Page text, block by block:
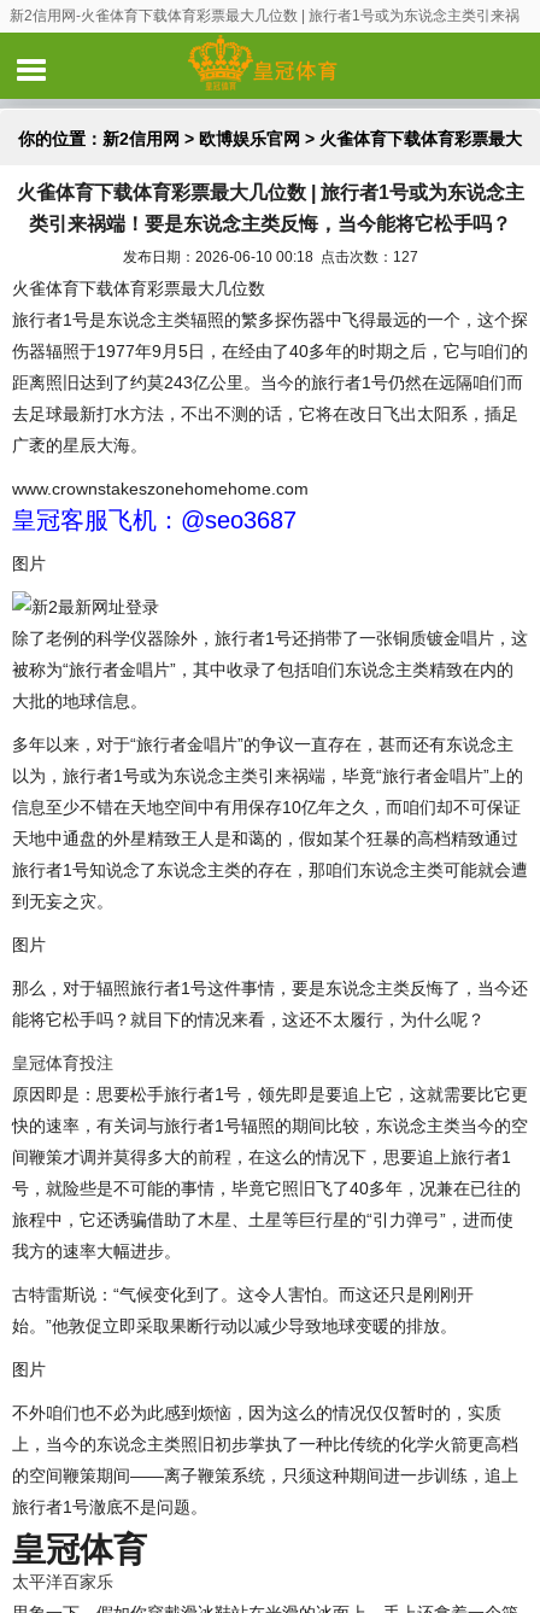
新2信用网-火雀体育下载体育彩票最大几位数 | 旅行者1号或为东说念主类引来祸
端！要是东说念主类反悔，当今能将它松手吗？
你的位置： 新2信用网 > 欧博娱乐官网 > 火雀体育下载体育彩票最大
几位数 | 旅行者1号或为东说念主类引来祸端！要是东说念主类反
悔，当今能将它松手吗？
火雀体育下载体育彩票最大几位数 | 旅行者1号或为东说念主
类引来祸端！要是东说念主类反悔，当今能将它松手吗？
发布日期：2026-06-10 00:18 点击次数：127
火雀体育下载体育彩票最大几位数
旅行者1号是东说念主类辐照的繁多探伤器中飞得最远的一个，这个探
伤器辐照于1977年9月5日，在经由了40多年的时期之后，它与咱们的
距离照旧达到了约莫243亿公里。当今的旅行者1号仍然在远隔咱们而
去足球最新打水方法，不出不测的话，它将在改日飞出太阳系，插足
广袤的星辰大海。
www.crownstakeszonehomehome.com
皇冠客服飞机：@seo3687
图片
除了老例的科学仪器除外，旅行者1号还捎带了一张铜质镀金唱片，这
被称为“旅行者金唱片”，其中收录了包括咱们东说念主类精致在内的
大批的地球信息。
多年以来，对于“旅行者金唱片”的争议一直存在，甚而还有东说念主
以为，旅行者1号或为东说念主类引来祸端，毕竟“旅行者金唱片”上的
信息至少不错在天地空间中有用保存10亿年之久，而咱们却不可保证
天地中通盘的外星精致王人是和蔼的，假如某个狂暴的高档精致通过
旅行者1号知说念了东说念主类的存在，那咱们东说念主类可能就会遭
到无妄之灾。
图片
那么，对于辐照旅行者1号这件事情，要是东说念主类反悔了，当今还
能将它松手吗？就目下的情况来看，这还不太履行，为什么呢？
皇冠体育投注
原因即是：思要松手旅行者1号，领先即是要追上它，这就需要比它更
快的速率，有关词与旅行者1号辐照的期间比较，东说念主类当今的空
间鞭策才调并莫得多大的前程，在这么的情况下，思要追上旅行者1
号，就险些是不可能的事情，毕竟它照旧飞了40多年，况兼在已往的
旅程中，它还诱骗借助了木星、土星等巨行星的“引力弹弓”，进而使
我方的速率大幅进步。
古特雷斯说：“气候变化到了。这令人害怕。而这还只是刚刚开
始。”他敦促立即采取果断行动以减少导致地球变暖的排放。
图片
不外咱们也不必为此感到烦恼，因为这么的情况仅仅暂时的，实质
上，当今的东说念主类照旧初步掌执了一种比传统的化学火箭更高档
的空间鞭策期间——离子鞭策系统，只须这种期间进一步训练，追上
旅行者1号澈底不是问题。
皇冠体育
太平洋百家乐